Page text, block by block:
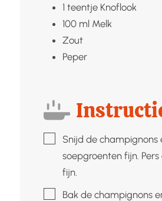
1 teentje Knoflook
100 ml Melk
Zout
Peper
▢Snijd de champignons
soepgroenten fijn.
fijn.
▢Bak de champignons